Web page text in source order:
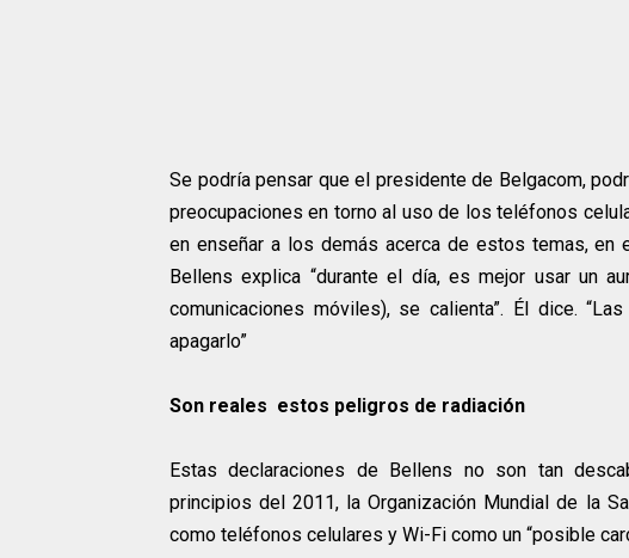
Se podría pensar que el presidente de Belgacom,
preocupaciones en torno al uso de los teléfonos
en enseñar a los demás acerca de estos temas, en
Bellens explica “durante el día, es mejor usar un
comunicaciones móviles), se calienta”. Él dice.
apagarlo”
Son reales estos peligros de radiación
Estas declaraciones de Bellens no son tan
principios del 2011, la Organización Mundial de la
como teléfonos celulares y Wi-Fi como un “posible